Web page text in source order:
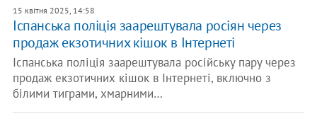
15 квітня 2025, 14:58
Іспанська поліція заарештувала росіян через
продаж екзотичних кішок в Інтернеті
Іспанська поліція заарештувала російську пару через
продаж екзотичних кішок в Інтернеті, включно з
білими тиграми, хмарними…